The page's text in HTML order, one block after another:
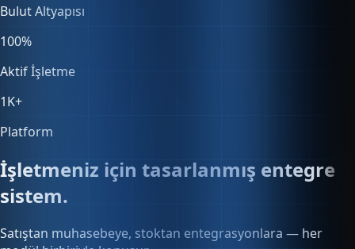
Bulut Altyapısı
100%
Aktif İşletme
1K+
Platform
İşletmeniz için tasarlanmış entegre
sistem.
Satıştan muhasebeye, stoktan entegrasyonlara — her